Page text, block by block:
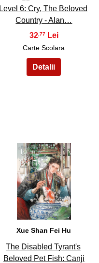
Level 6: Cry, The Beloved
Country - Alan…
32,77
Carte Scolara
8
Xue Shan Fei Hu
The Disabled Tyrant's
Beloved Pet Fish: Canji